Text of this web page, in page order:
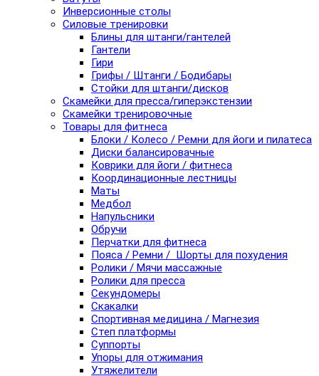
Инверсионные столы
Силовые тренировки
Блины для штанги/гантелей
Гантели
Гири
Грифы / Штанги / Бодибары
Стойки для штанги/дисков
Скамейки для пресса/гиперэкстензии
Скамейки тренировочные
Товары для фитнеса
Блоки / Колесо / Ремни для йоги и пилатеса
Диски балансировачные
Коврики для йоги / фитнеса
Координационные лестницы
Маты
Медбол
Напульсники
Обручи
Перчатки для фитнеса
Пояса / Ремни / Шорты для похудения
Ролики / Мячи массажные
Ролики для пресса
Секундомеры
Скакалки
Спортивная медицина / Магнезия
Степ платформы
Суппорты
Упоры для отжимания
Утяжелители